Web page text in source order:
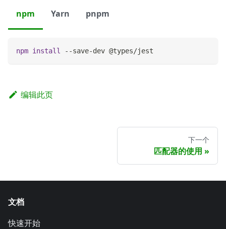
npm Yarn pnpm
npm install --save-dev @types/jest
编辑此页
下一个
匹配器的使用
文档
快速开始